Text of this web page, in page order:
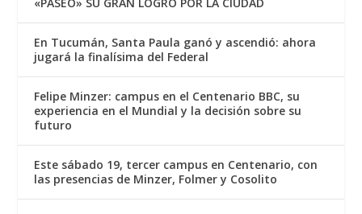
En Tucumán, Santa Paula ganó y ascendió: ahora
jugará la finalísima del Federal
Felipe Minzer: campus en el Centenario BBC, su
experiencia en el Mundial y la decisión sobre su
futuro
Este sábado 19, tercer campus en Centenario, con
las presencias de Minzer, Folmer y Cosolito